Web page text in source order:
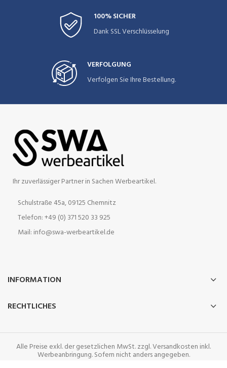
100% SICHER
Dank SSL Verschlüsselung
VERFOLGUNG
Verfolgen Sie Ihre Bestellung.
Ihr zuverlässiger Partner in Sachen Werbeartikel.
Schulstraße 45a, 09125 Chemnitz
Telefon: +49 (0) 371 520 33 925
Mail: info@swa-werbeartikel.de
INFORMATION
RECHTLICHES
Alle Preise exkl. der gesetzlichen MwSt. zzgl. Versandkosten inkl.
Werbeanbringung. Sofern nicht anders angegeben.